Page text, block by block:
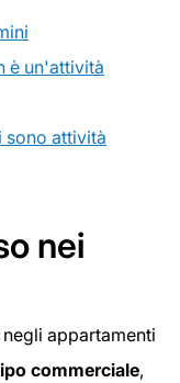
è un'attività
sono attività
nei
appartamenti
commerciale,